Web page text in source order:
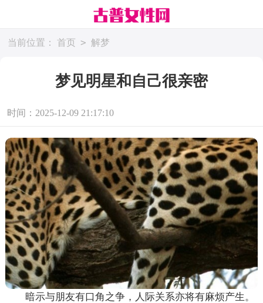
当前位置： 首页 > 解梦
梦见明星和自己很亲密
时间：2025-12-09 21:17:10
暗示与朋友有口角之争，人际关系亦将有麻烦产生。